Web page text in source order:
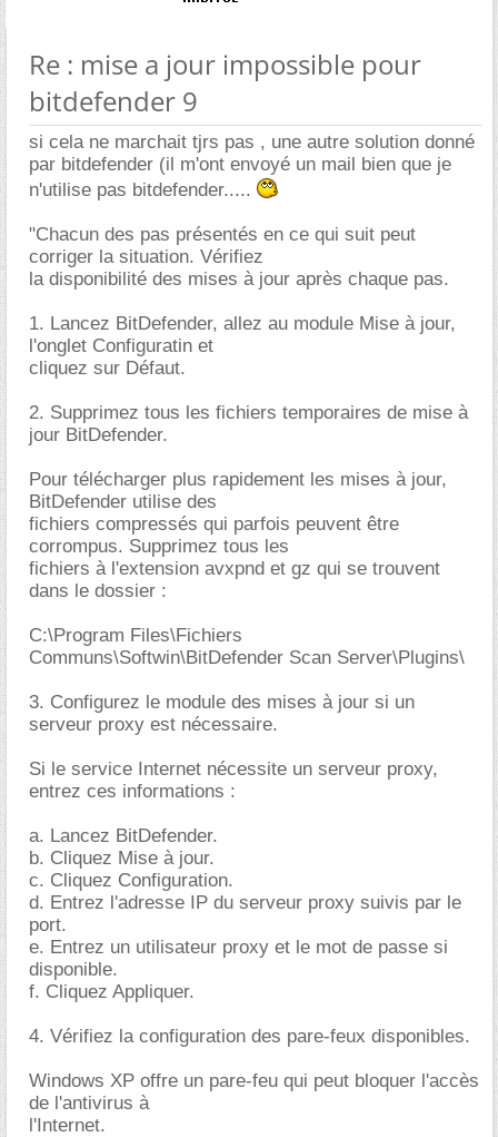
Re : mise a jour impossible pour
bitdefender 9
si cela ne marchait tjrs pas , une autre solution donné
par bitdefender (il m'ont envoyé un mail bien que je
n'utilise pas bitdefender.....
"Chacun des pas présentés en ce qui suit peut
corriger la situation. Vérifiez
la disponibilité des mises à jour après chaque pas.
1. Lancez BitDefender, allez au module Mise à jour,
l'onglet Configuratin et
cliquez sur Défaut.
2. Supprimez tous les fichiers temporaires de mise à
jour BitDefender.
Pour télécharger plus rapidement les mises à jour,
BitDefender utilise des
fichiers compressés qui parfois peuvent être
corrompus. Supprimez tous les
fichiers à l'extension avxpnd et gz qui se trouvent
dans le dossier :
C:\Program Files\Fichiers
Communs\Softwin\BitDefender Scan Server\Plugins\
3. Configurez le module des mises à jour si un
serveur proxy est nécessaire.
Si le service Internet nécessite un serveur proxy,
entrez ces informations :
a. Lancez BitDefender.
b. Cliquez Mise à jour.
c. Cliquez Configuration.
d. Entrez l'adresse IP du serveur proxy suivis par le
port.
e. Entrez un utilisateur proxy et le mot de passe si
disponible.
f. Cliquez Appliquer.
4. Vérifiez la configuration des pare-feux disponibles.
Windows XP offre un pare-feu qui peut bloquer l'accès
de l'antivirus à
l'Internet.